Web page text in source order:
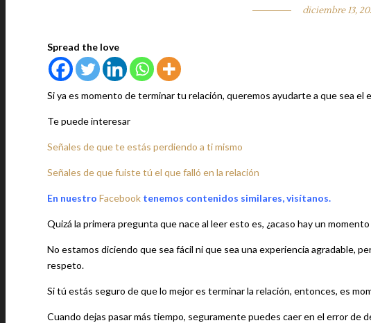
diciembre 13,
Spread the love
Si ya es momento de terminar tu relación, queremos ayudarte a que sea el
Te puede interesar
Señales de que te estás perdiendo a ti mismo
Señales de que fuiste tú el que falló en la relación
En nuestro Facebook tenemos contenidos similares, visítanos.
Quizá la primera pregunta que nace al leer esto es, ¿acaso hay un
No estamos diciendo que sea fácil ni que sea una experiencia agradable,
respeto.
Si tú estás seguro de que lo mejor es terminar la relación, entonces, es
Cuando dejas pasar más tiempo, seguramente puedes caer en el error de